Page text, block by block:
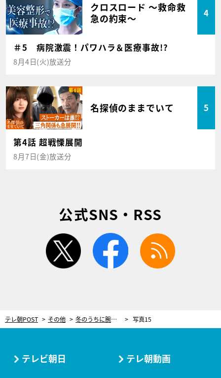
クロスロード ～救命救
急の約束～
4
＃5 病院激震！パワハラ＆医療事故!?
8月4日(火)放送分
名探偵のままでいて 5
第4話 超戦慄展開
8月7日(金)放送分
公式SNS・RSS
twitter facebook
テレ朝POST その他 冬のうちに腕＆デコルテまわりを撃退！簡単セルフケア術に蛯原友里「すごく気持ちよさそう！」 写真15
テレビ朝日 テレ朝動画